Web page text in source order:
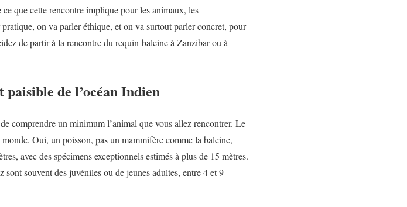
que cette rencontre implique pour les animaux, les
on va parler éthique, et on va surtout parler concret, pour
de partir à la rencontre du requin-baleine à Zanzibar ou à
de l’océan Indien
comprendre un minimum l’animal que vous allez rencontrer. Le
Oui, un poisson, pas un mammifère comme la baleine,
avec des spécimens exceptionnels estimés à plus de 15 mètres.
souvent des juvéniles ou de jeunes adultes, entre 4 et 9